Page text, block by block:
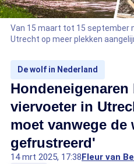
Van 15 maart tot 15 september
Utrecht op meer plekken
De wolf in Nederland
viervoeter in
moet vanwege
gefrustreerd'
14 mrt 2025, 17:38Fleur van